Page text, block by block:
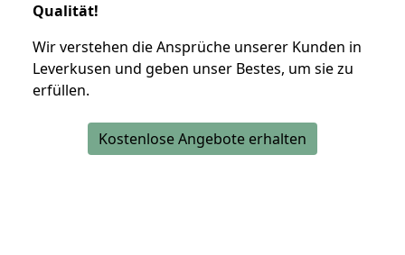
Qualität!
Wir verstehen die Ansprüche unserer Kunden in
Leverkusen und geben unser Bestes, um sie zu
erfüllen.
Kostenlose Angebote erhalten